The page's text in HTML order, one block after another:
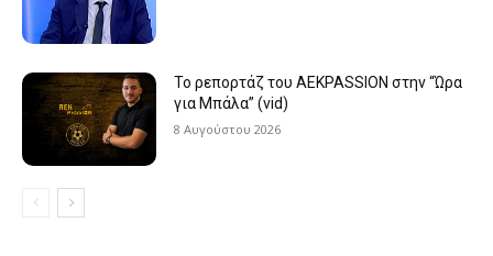
Το ρεπορτάζ του AEKPASSION στην “Ώρα
για Μπάλα” (vid)
8 Αυγούστου 2026